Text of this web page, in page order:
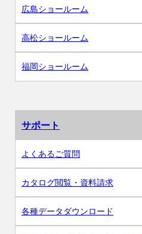
広島ショールーム
高松ショールーム
福岡ショールーム
サポート
よくあるご質問
カタログ閲覧・資料請求
各種データダウンロード